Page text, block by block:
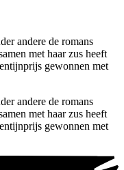
andere de romans
met haar zus heeft
gewonnen met
andere de romans
met haar zus heeft
gewonnen met